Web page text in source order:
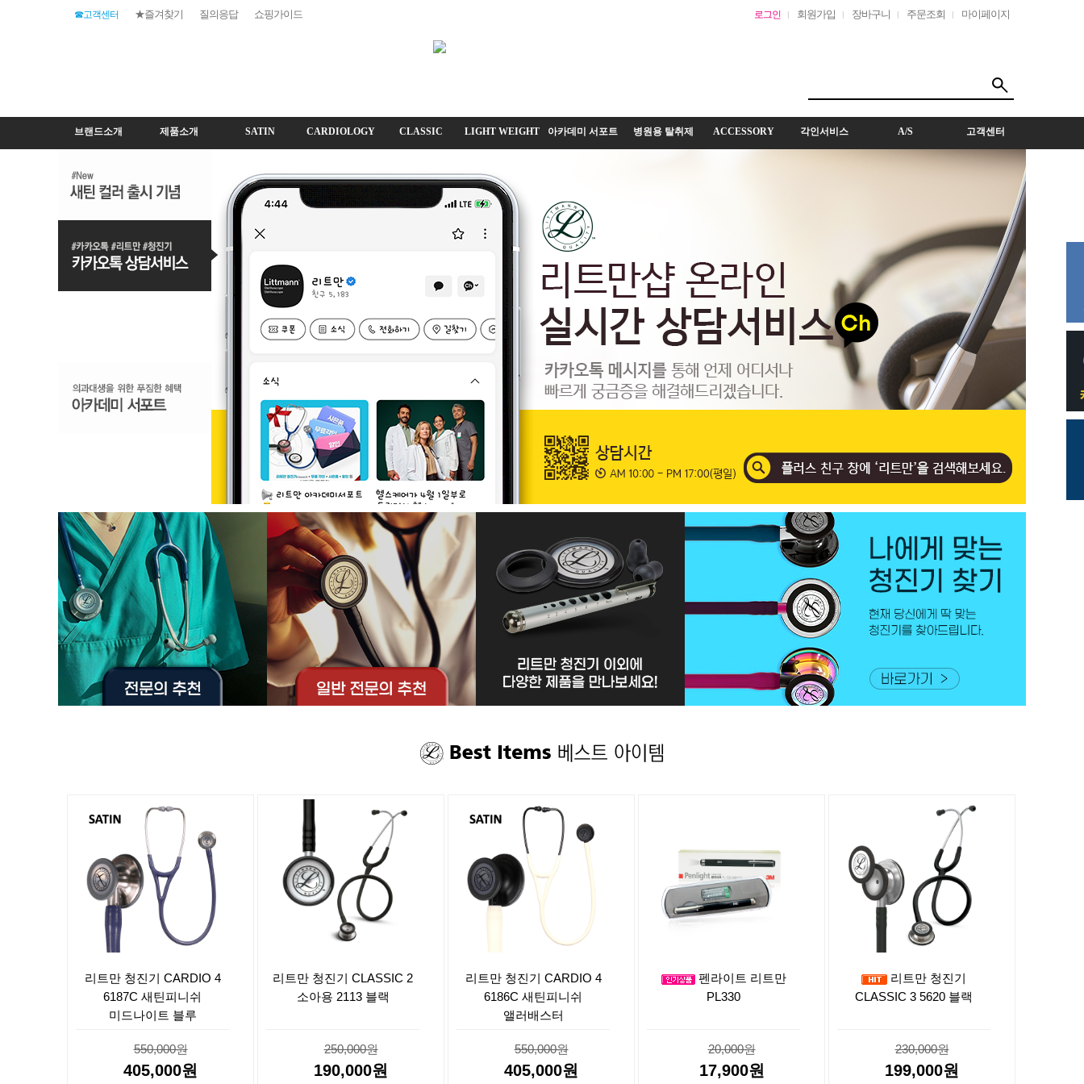
로그인 회원가입 장바구니 주문조회 마이페이지
☎고객센터 ★즐겨찾기 질의응답 쇼핑가이드
브랜드소개 제품소개 SATIN CARDIOLOGY CLASSIC LIGHT WEIGHT 아카데미 서포트 병원용 탈취제 ACCESSORY 각인서비스 A/S 고객센터
리트만 청진기 CARDIO 4
6187C 새틴피니쉬
미드나이트 블루
550,000원
405,000원
리트만 청진기 CLASSIC 2
소아용 2113 블랙
250,000원
190,000원
리트만 청진기 CARDIO 4
6186C 새틴피니쉬
앨러배스터
550,000원
405,000원
펜라이트 리트만
PL330
20,000원
17,900원
리트만 청진기
CLASSIC 3 5620 블랙
230,000원
199,000원